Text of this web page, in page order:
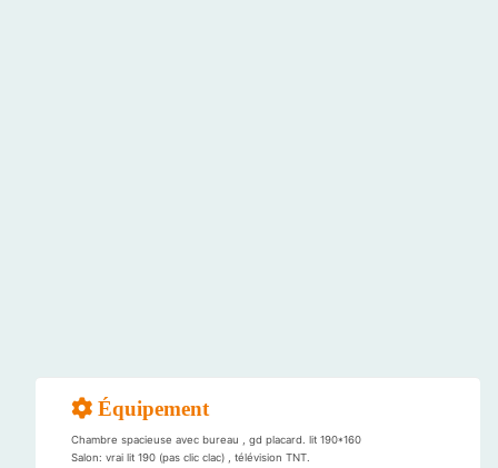
Équipement
Chambre spacieuse avec bureau , gd placard. lit 190*160
Salon: vrai lit 190 (pas clic clac) , télévision TNT.